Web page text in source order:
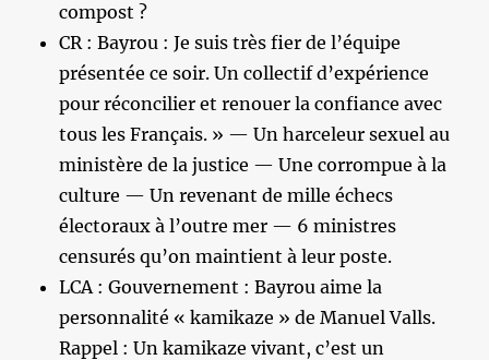
compost ?
CR : Bayrou : Je suis très fier de l’équipe
présentée ce soir. Un collectif d’expérience
pour réconcilier et renouer la confiance avec
tous les Français. » — Un harceleur sexuel au
ministère de la justice — Une corrompue à la
culture — Un revenant de mille échecs
électoraux à l’outre mer — 6 ministres
censurés qu’on maintient à leur poste.
LCA : Gouvernement : Bayrou aime la
personnalité « kamikaze » de Manuel Valls.
Rappel : Un kamikaze vivant, c’est un